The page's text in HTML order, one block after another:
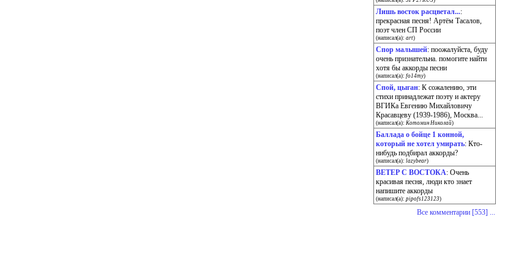
Лишь восток расцветал...:
прекрасная песня! Артём Тасалов,
поэт член СП России
(написал(а): art)
Спор малышей: поожалуйста, буду
очень признательна. помогите найти
хотя бы аккорды песни
(написал(а): fo14my)
Спой, цыган: К сожалению, эти
стихи принадлежат поэту и актеру
ВГИКа Евгению Михайловичу
Красавцеву (1939-1986), Москва...
(написал(а): Котомин Николай)
Баллада о бойце 1 конной,
который не хотел умирать: Кто-
нибудь подбирал аккорды?
(написал(а): lazybear)
ВЕТЕР С ВОСТОКА: Очень
красивая песня, люди кто знает
напишите аккорды
(написал(а): pipofs123123)
Все комментарии [553] ...